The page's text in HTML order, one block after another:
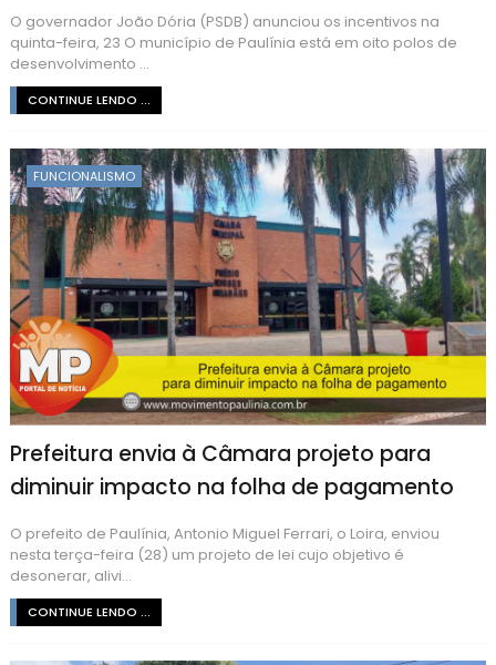
O governador João Dória (PSDB) anunciou os incentivos na
quinta-feira, 23 O município de Paulínia está em oito polos de
desenvolvimento ...
CONTINUE LENDO ...
FUNCIONALISMO
Prefeitura envia à Câmara projeto para
diminuir impacto na folha de pagamento
O prefeito de Paulínia, Antonio Miguel Ferrari, o Loira, enviou
nesta terça-feira (28) um projeto de lei cujo objetivo é
desonerar, alivi...
CONTINUE LENDO ...